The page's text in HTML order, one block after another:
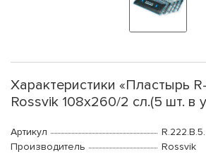
Характеристики «Пластырь
Rossvik 108х260/2 сл.(5 шт. в
Артикул
R.222.B.5.
Производитель
Rossvik